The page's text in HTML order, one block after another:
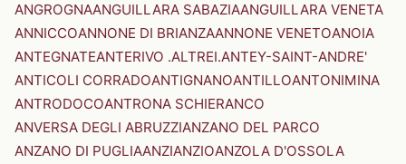
ANGROGNAANGUILLARA SABAZIAANGUILLARA VENETA
ANNICCOANNONE DI BRIANZAANNONE VENETOANOIA
ANTEGNATEANTERIVO .ALTREI.ANTEY-SAINT-ANDRE'
ANTICOLI CORRADOANTIGNANOANTILLOANTONIMINA
ANTRODOCOANTRONA SCHIERANCO
ANVERSA DEGLI ABRUZZIANZANO DEL PARCO
ANZANO DI PUGLIAANZIANZIOANZOLA D'OSSOLA